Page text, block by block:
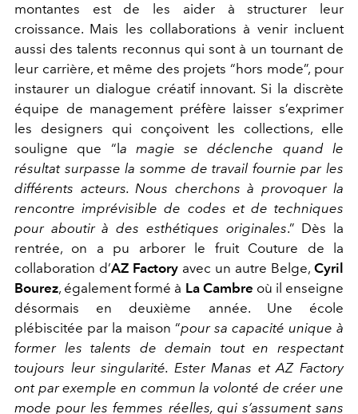
montantes est de les aider à structurer leur
croissance. Mais les collaborations à venir incluent
aussi des talents reconnus qui sont à un tournant de
leur carrière, et même des projets“hors mode”, pour
instaurer un dialogue créatif innovant. Si la discrète
équipe de management préfère laisser s’exprimer
les designers qui conçoivent les collections, elle
souligne que “l a magie se déclenche quand le
résultat surpasse la somme de travail fournie par les
différents acteurs. Nous cherchons à provoquer la
rencontre imprévisible de codes et de techniques
pour aboutir à des esthétiques originales.” Dès la
rentrée, on a pu arborer le fruit Couture de la
collaboration d’AZ Factory avec un autre Belge, Cyril
Bourez, également formé à La Cambre où il enseigne
désormais en deuxième année. Une école
plébiscitée par la maison “pour sa capacité unique à
former les talents de demain tout en respectant
toujours leur singularité. Ester Manas et AZ Factory
ont par exemple en commun la volonté de créer une
mode pour les femmes réelles, qui s’assument sans